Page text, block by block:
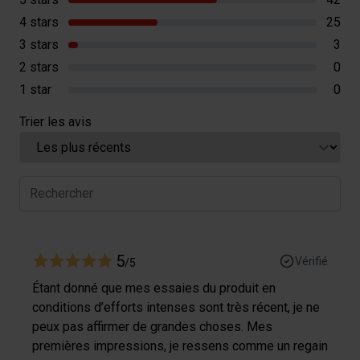
autres que vous leur avez fournies par ailleurs ou
collectées lors de votre utilisation de leurs services.
4 stars
25
3 stars
3
2 stars
0
1 star
0
Trier les avis
5/5 Vérifié
Étant donné que mes essaies du produit en
conditions d’efforts intenses sont très récent, je ne
peux pas affirmer de grandes choses. Mes
premières impressions, je ressens comme un regain